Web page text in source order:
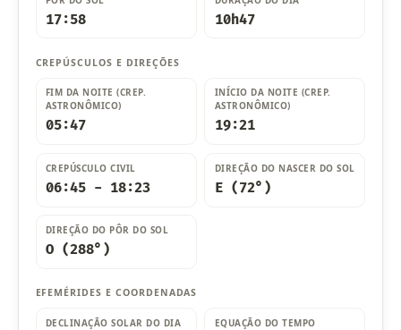
17:58 10h47
CREPÚSCULOS E DIREÇÕES
FIM DA NOITE (CREP.
ASTRONÔMICO)
05:47
INÍCIO DA NOITE (CREP.
ASTRONÔMICO)
19:21
CREPÚSCULO CIVIL
06:45 - 18:23
DIREÇÃO DO NASCER DO SOL
E (72°)
DIREÇÃO DO PÔR DO SOL
O (288°)
EFEMÉRIDES E COORDENADAS
DECLINAÇÃO SOLAR DO DIA EQUAÇÃO DO TEMPO